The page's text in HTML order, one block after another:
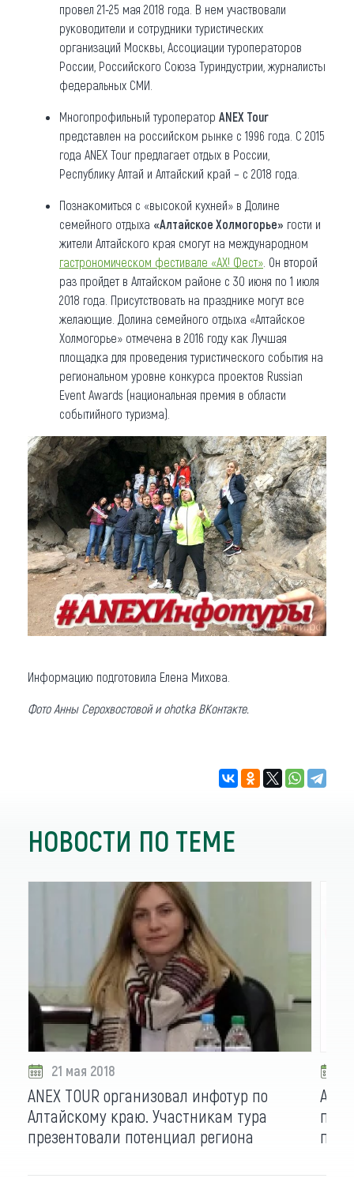
провел 21-25 мая 2018 года. В нем участвовали
руководители и сотрудники туристических
организаций Москвы, Ассоциации туроператоров
России, Российского Союза Туриндустрии, журналисты
федеральных СМИ.
Многопрофильный туроператор ANEX Tour
представлен на российском рынке с 1996 года. С 2015
года ANEX Tour предлагает отдых в России,
Республику Алтай и Алтайский край – с 2018 года.
Познакомиться с «высокой кухней» в Долине
семейного отдыха «Алтайское Холмогорье» гости и
жители Алтайского края смогут на международном
гастрономическом фестивале «АХ! Фест» . Он второй
раз пройдет в Алтайском районе с 30 июня по 1 июля
2018 года. Присутствовать на празднике могут все
желающие. Долина семейного отдыха «Алтайское
Холмогорье» отмечена в 2016 году как Лучшая
площадка для проведения туристического события на
региональном уровне конкурса проектов Russian
Event Awards (национальная премия в области
событийного туризма).
Информацию подготовила Елена Михова.
Фото Анны Серохвостовой и ohotka ВКонтакте.
НОВОСТИ ПО ТЕМЕ
21 мая 2018
ANEX TOUR организовал инфотур по
Алтайскому краю. Участникам тура
презентовали потенциал региона